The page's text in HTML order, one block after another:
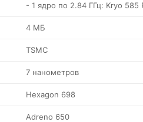
- 1 ядро по 2.84 ГГц: Kryo 585
4 МБ
TSMC
7 нанометров
Hexagon 698
Adreno 650